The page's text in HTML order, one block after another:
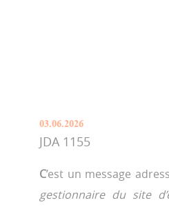
03.06.2026
JDA 1155
C’est un message
gestionnaire du site